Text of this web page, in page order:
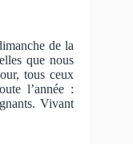
de la
que nous
tous ceux
l’année :
Vivant